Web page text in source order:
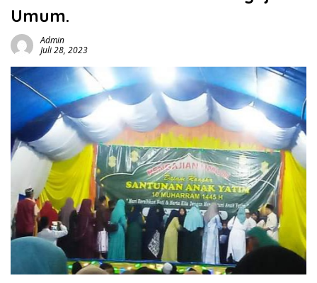
Umum.
Admin
Juli 28, 2023